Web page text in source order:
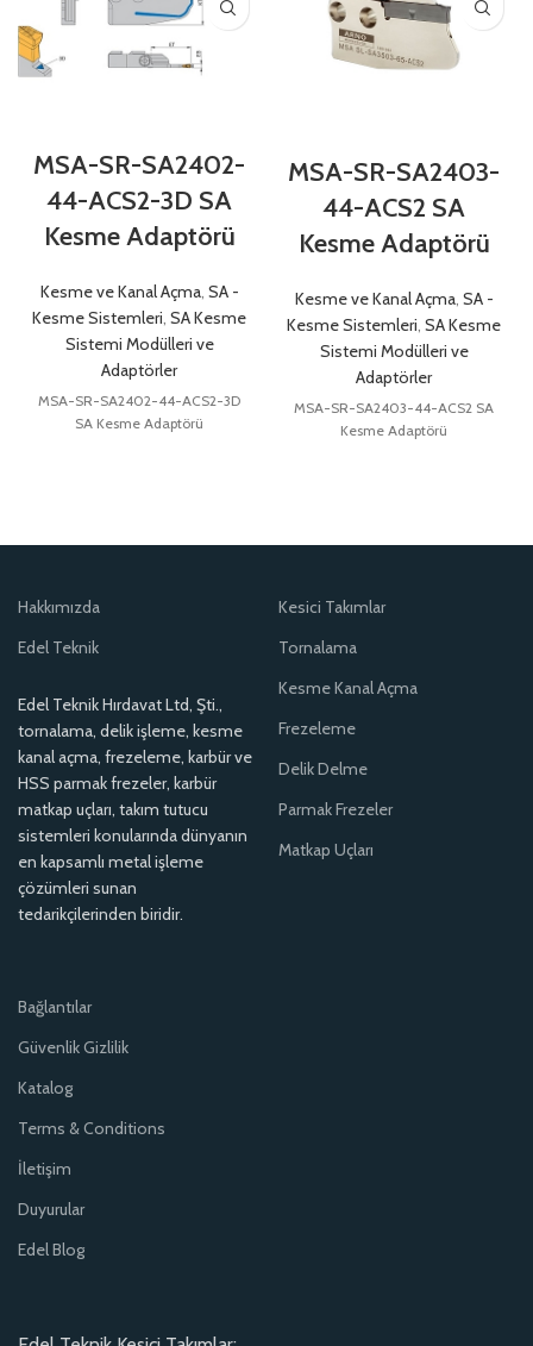
MSA-SR-SA2402-
44-ACS2-3D SA
Kesme Adaptörü
Kesme ve Kanal Açma, SA -
Kesme Sistemleri, SA Kesme
Sistemi Modülleri ve
Adaptörler
MSA-SR-SA2402-44-ACS2-3D
SA Kesme Adaptörü
MSA-SR-SA2403-
44-ACS2 SA
Kesme Adaptörü
Kesme ve Kanal Açma, SA -
Kesme Sistemleri, SA Kesme
Sistemi Modülleri ve
Adaptörler
MSA-SR-SA2403-44-ACS2 SA
Kesme Adaptörü
Hakkımızda
Edel Teknik
Edel Teknik Hırdavat Ltd, Şti.,
tornalama, delik işleme, kesme
kanal açma, frezeleme, karbür ve
HSS parmak frezeler, karbür
matkap uçları, takım tutucu
sistemleri konularında dünyanın
en kapsamlı metal işleme
çözümleri sunan
tedarikçilerinden biridir.
Kesici Takımlar
Tornalama
Kesme Kanal Açma
Frezeleme
Delik Delme
Parmak Frezeler
Matkap Uçları
Bağlantılar
Güvenlik Gizlilik
Katalog
Terms & Conditions
İletişim
Duyurular
Edel Blog